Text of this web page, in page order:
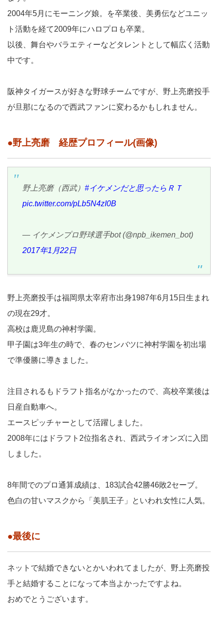
2004年5月にモーニング娘。を卒業後、美勇伝などユニッ
ト活動を経て2009年にハロプロも卒業。
以後、舞台やバラエティーなどタレントとして幅広く活動
中です。
阪神タイガースが好きな野球チームですが、野上亮磨投手
が旦那になるので西武ファンに変わるかもしれません。
●野上亮磨 経歴プロフィール(画像)
野上亮磨（西武） #イケメンだと思ったらＲＴ
pic.twitter.com/pLb5N4zI0B
— イケメンプロ野球選手bot (@npb_ikemen_bot)
2017年1月22日
野上亮磨投手は福岡県太宰府市出身1987年6月15日生まれ
の現在29才。
高校は鹿児島の神村学園。
甲子園は3年生の時で、春のセンバツに神村学園を初出場
で準優勝に導きました。
注目されるもドラフト指名がなかったので、高校卒業後は
日産自動車へ。
エースピッチャーとして活躍しました。
2008年にはドラフト2位指名され、西武ライオンズに入団
しました。
8年間でのプロ通算成績は、183試合42勝46敗2セーブ。
色白の甘いマスクから「美肌王子」といわれ女性に人気。
●最後に
ネットで結婚できないとかいわれてましたが、野上亮磨投
手と結婚することになって本当よかったですよね。
おめでとうございます。